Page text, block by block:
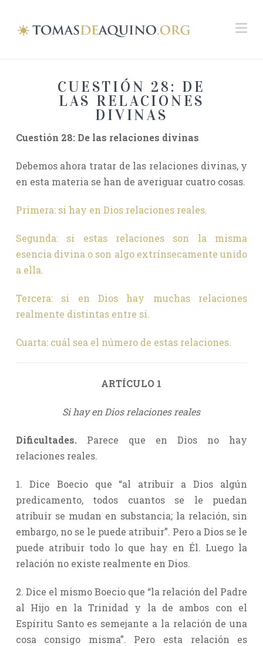
CUESTIÓN 28: DE
LAS RELACIONES
DIVINAS
Cuestión 28: De las relaciones divinas
Debemos ahora tratar de las relaciones divinas, y
en esta materia se han de averiguar cuatro cosas.
Primera: si hay en Dios relaciones reales.
Segunda: si estas relaciones son la misma
esencia divina o son algo extrínsecamente unido
a ella.
Tercera: si en Dios hay muchas relaciones
realmente distintas entre sí.
Cuarta: cuál sea el número de estas relaciones.
ARTÍCULO 1
Si hay en Dios relaciones reales
Dificultades.Parece que en Dios no hay
relaciones reales.
1. Dice Boecio que “al atribuir a Dios algún
predicamento, todos cuantos se le puedan
atribuir se mudan en substancia; la relación, sin
embargo, no se le puede atribuir”. Pero a Dios se le
puede atribuir todo lo que hay en Él. Luego la
relación no existe realmente en Dios.
2. Dice el mismo Boecio que “la relación del Padre
al Hijo en la Trinidad y la de ambos con el
Espíritu Santo es semejante a la relación de una
cosa consigo misma”. Pero esta relación es